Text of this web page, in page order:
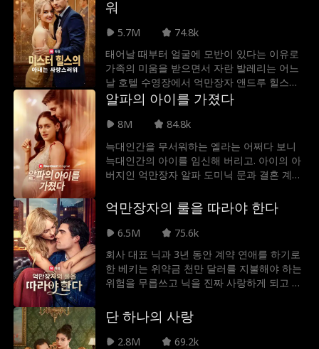
니키의 부득이한 사정으로 신디는 다시 한 번
니키 대신 결혼식장으로 향하게 되는데.
워
5.7M
74.8k
태어날 때부터 얼굴에 모반이 있다는 이유로
가족의 미움을 받으면서 자란 발레리는 어느
날 호텔 수영장에서 억만장자 앤드루 힐스와
열정적인 키스를 나눈다. 그 후, 앤드루는 발
만 불행하게도, 발레리는 앤드루의 차에 치여
기억을 잃는다. 앤드루는 자신이 찾고 있는 운
명의 사랑이 바로 발레리라는 사실을 모른 채
그녀를 집으로 데려오게 되고, 그러면서 두 사
람은 점차 사랑에 빠지게 된다.
알파의 아이를 가졌다
8M
84.8k
늑대인간을 무서워하는 엘라는 어쩌다 보니
늑대인간의 아이를 임신해 버리고. 아이의 아
버지인 억만장자 알파 도미닉 문과 결혼 계약
해지는 상황 속에서 그녀는 살아남기 위해 자
신의 정체를 숨겨야 한다.
억만장자의 룰을 따라야 한다
6.5M
75.6k
회사 대표 닉과 3년 동안 계약 연애를 하기로
한 베키는 위약금 천만 달러를 지불해야 하는
위험을 무릅쓰고 닉을 진짜 사랑하게 되고 그
자와 약혼한 상황에서, 베키는 어쩔 수 없이
임신 사실을 숨기게 되는데...
단 하나의 사랑
2.8M
69.2k